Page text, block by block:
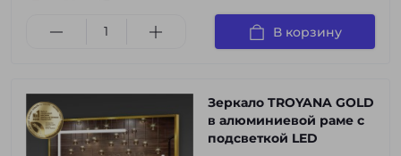
В корзину
Зеркало TROYANA GOLD
в алюминиевой раме с
подсветкой LED